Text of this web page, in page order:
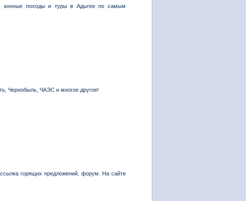
конные походы и туры в Адыгее по самым
Чернобыль, ЧАЭС и многое другое!
горящих предложений, форум. На сайте